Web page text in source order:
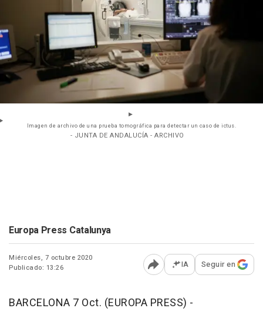
Imagen de archivo de una prueba tomográfica para detectar un caso de ictus.
- JUNTA DE ANDALUCÍA - ARCHIVO
Europa Press Catalunya
Miércoles, 7 octubre 2020
Publicado: 13:26
Abrir opciones para
IA Seguir en
BARCELONA 7 Oct. (EUROPA PRESS) -